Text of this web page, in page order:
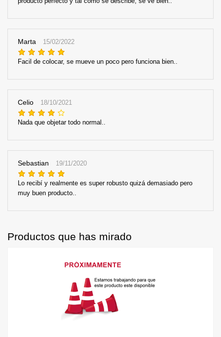
Marta 15/02/2022
Facil de colocar, se mueve un poco pero funciona bien..
Celio 18/10/2021
Nada que objetar todo normal..
Sebastian 19/11/2020
Lo recibí y realmente es super robusto quizá demasiado pero
muy buen producto..
Productos que has mirado